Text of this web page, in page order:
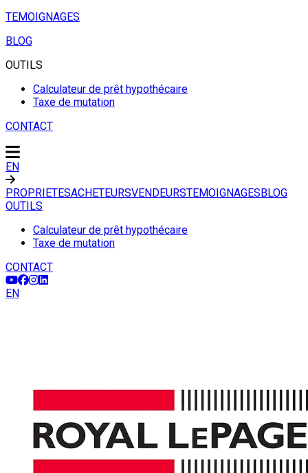
TEMOIGNAGES
BLOG
OUTILS
Calculateur de prêt hypothécaire
Taxe de mutation
CONTACT
EN
PROPRIETESACHETEURSVENDEURSTEMOIGNAGESBLOG
OUTILS
Calculateur de prêt hypothécaire
Taxe de mutation
CONTACT
EN